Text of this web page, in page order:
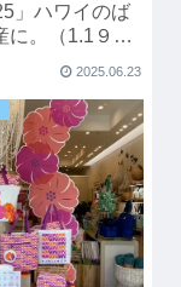
」ハワイのば
に。（1.1９ド
2025.06.23